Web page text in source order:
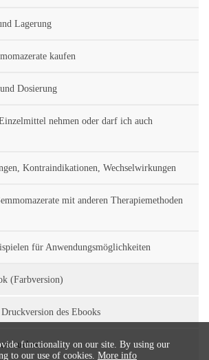
Lagerung
kaufen
Dosierung
nehmen oder darf ich auch
Kontraindikationen, Wechselwirkungen
mit anderen Therapiemethoden
für Anwendungsmöglichkeiten
(Farbversion)
des Ebooks
functionality on our site. By using our
to our use of cookies. More info